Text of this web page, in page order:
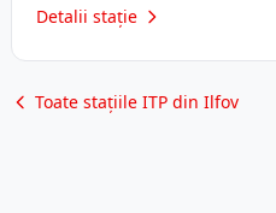
Detalii stație
Toate stațiile ITP din Ilfov